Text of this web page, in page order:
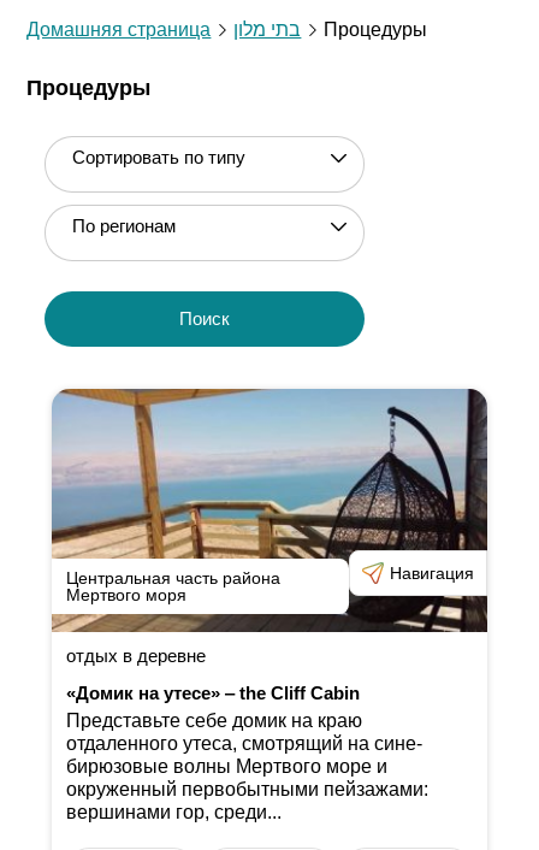
Домашняя страница בתי מלון Процедуры
Процедуры
Сортировать по типу
По регионам
Поиск
Центральная часть района
Мертвого моря
Навигация
отдых в деревне
«Домик на утесе» ‒ the Cliff Cabin
Представьте себе домик на краю
отдаленного утеса, смотрящий на сине-
бирюзовые волны Мертвого море и
окруженный первобытными пейзажами:
вершинами гор, среди...